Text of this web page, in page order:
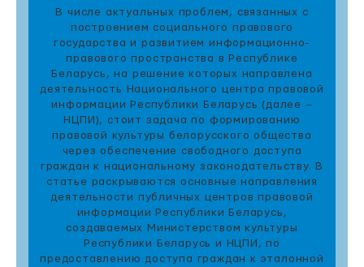
В числе актуальных проблем, связанных с
построением социального правового
государства и развитием информационно-
правового пространства в Республике
Беларусь, на решение которых направлена
деятельность Национального центра правовой
информации Республики Беларусь (далее –
НЦПИ), стоит задача по формированию
правовой культуры белорусского общества
через обеспечение свободного доступа
граждан к национальному законодательству. В
статье раскрываются основные направления
деятельности публичных центров правовой
информации Республики Беларусь,
создаваемых Министерством культуры
Республики Беларусь и НЦПИ, по
предоставлению доступа граждан к эталонной